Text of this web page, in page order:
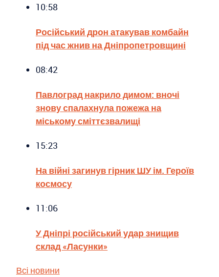
10:58
Російський дрон атакував комбайн
під час жнив на Дніпропетровщині
08:42
Павлоград накрило димом: вночі
знову спалахнула пожежа на
міському сміттєзвалищі
15:23
На війні загинув гірник ШУ ім. Героїв
космосу
11:06
У Дніпрі російський удар знищив
склад «Ласунки»
Всі новини